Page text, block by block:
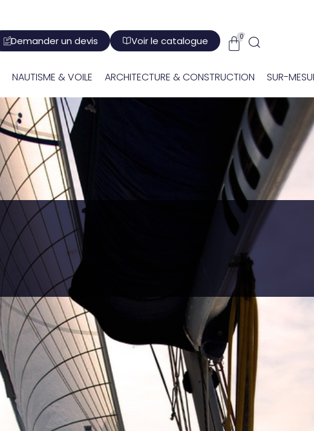
Demander un devis Voir le catalogue
NAUTISME & VOILE ARCHITECTURE & CONSTRUCTION SUR-